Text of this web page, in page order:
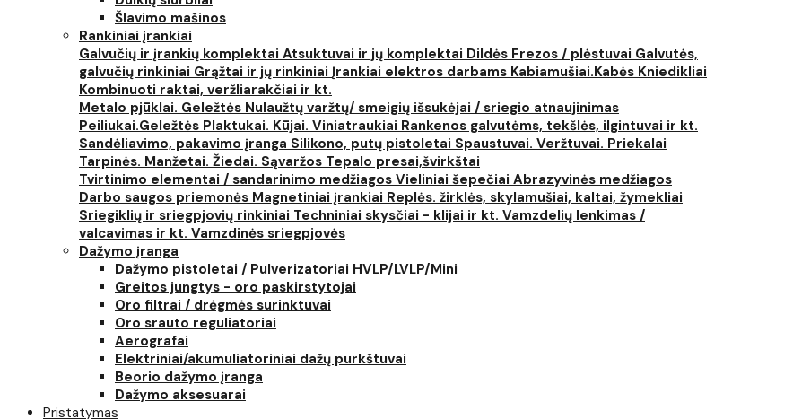
Šlavimo mašinos
Rankiniai įrankiai
Galvučių ir įrankių komplektai Atsuktuvai ir jų komplektai Dildės Frezos / plėstuvai Galvutės,
galvučių rinkiniai Grąžtai ir jų rinkiniai Įrankiai elektros darbams Kabiamušiai.Kabės Kniedikliai
Kombinuoti raktai, veržliarakčiai ir kt.
Metalo pjūklai. Geležtės Nulaužtų varžtų/ smeigių išsukėjai / sriegio atnaujinimas
Peiliukai.Geležtės Plaktukai. Kūjai. Viniatraukiai Rankenos galvutėms, tekšlės, ilgintuvai ir kt.
Sandėliavimo, pakavimo įranga Silikono, putų pistoletai Spaustuvai. Veržtuvai. Priekalai
Tarpinės. Manžetai. Žiedai. Sąvaržos Tepalo presai,švirkštai
Tvirtinimo elementai / sandarinimo medžiagos Vieliniai šepečiai Abrazyvinės medžiagos
Darbo saugos priemonės Magnetiniai įrankiai Replės. žirklės, skylamušiai, kaltai, žymekliai
Sriegiklių ir sriegpjovių rinkiniai Techniniai skysčiai - klijai ir kt. Vamzdelių lenkimas /
valcavimas ir kt. Vamzdinės sriegpjovės
Dažymo įranga
Dažymo pistoletai / Pulverizatoriai HVLP/LVLP/Mini
Greitos jungtys - oro paskirstytojai
Oro filtrai / drėgmės surinktuvai
Oro srauto reguliatoriai
Aerografai
Elektriniai/akumuliatoriniai dažų purkštuvai
Beorio dažymo įranga
Dažymo aksesuarai
Pristatymas